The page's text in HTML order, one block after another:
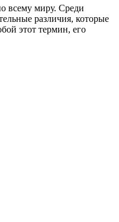
всему миру. Среди
различия, которые
этот термин, его